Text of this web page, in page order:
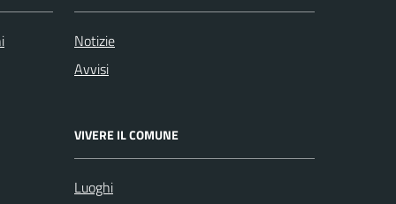
Notizie
Avvisi
VIVERE IL COMUNE
Luoghi